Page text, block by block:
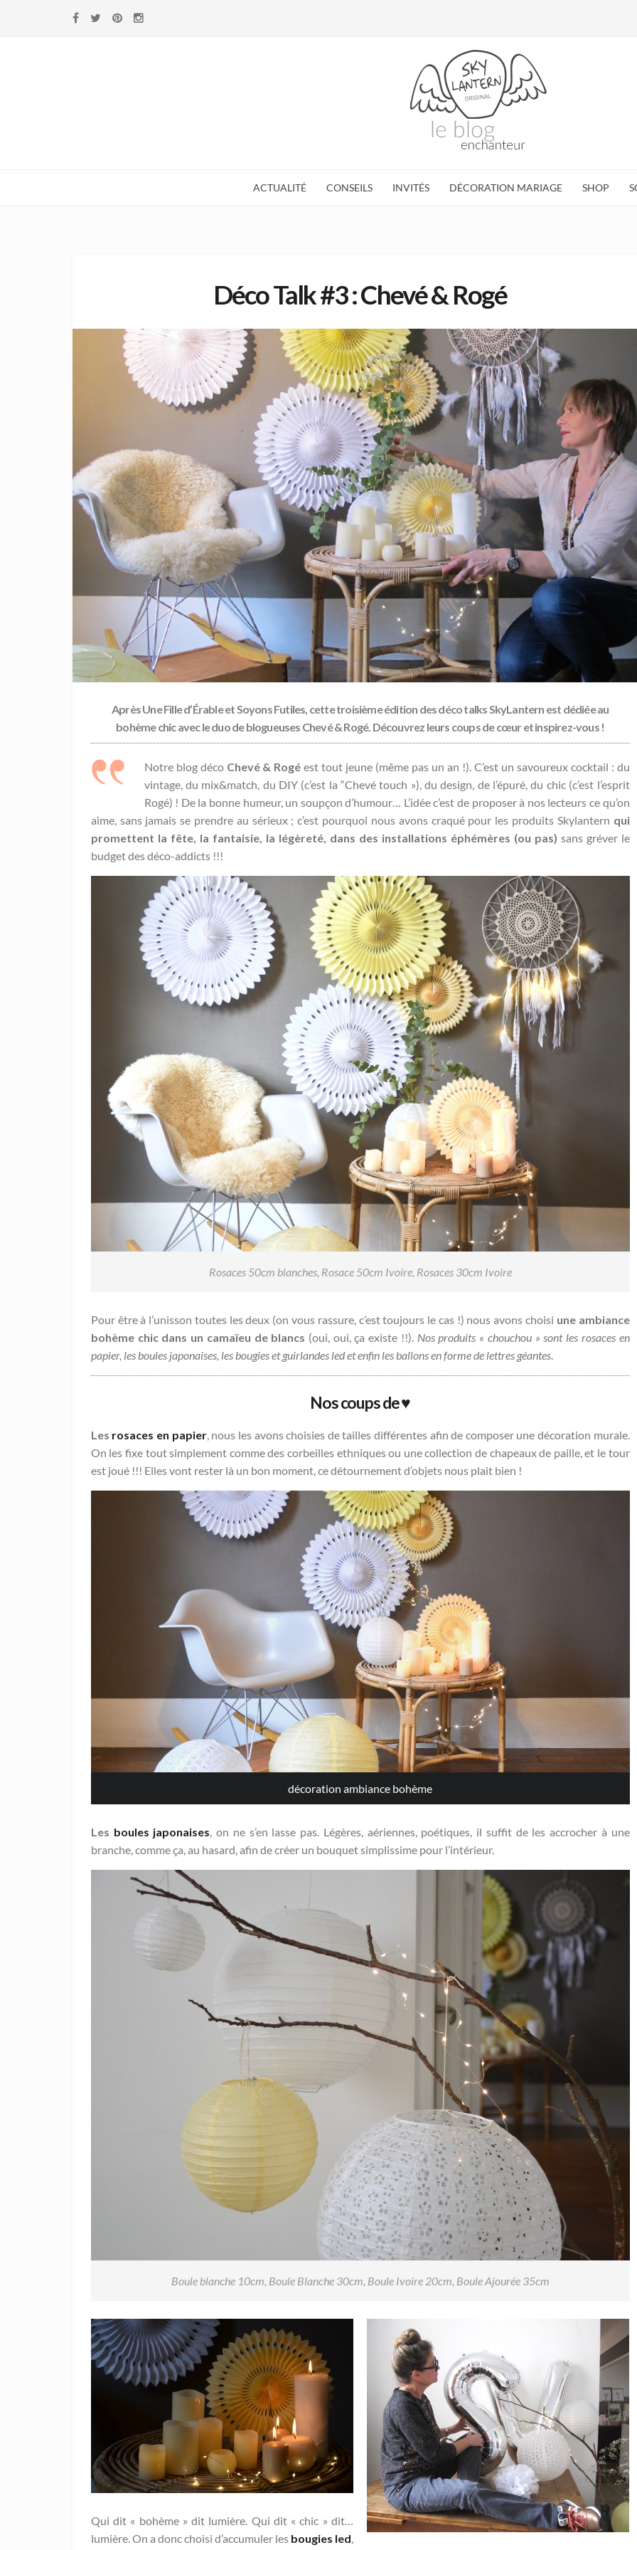
Skip to navigation
ACTUALITÉ CONSEILS INVITÉS DÉCORATION MARIAGE SHOP
Déco Talk #3 : Chevé & Rogé
AprèsUne Fille d’ÉrableetSoyons Futiles, cette troisième édition des déco talks SkyLantern est dédiée au
bohème chic avec le duo de blogueuses Chevé & Rogé. Découvrez leurs coups de cœur et inspirez-vous !
Notre blog déco Chevé & Rogé est tout jeune (même pas un an !). C’est un savoureux cocktail : du
vintage, du mix&match, du DIY (c’est la “Chevé touch »), du design, de l’épuré, du chic (c’est l’esprit
Rogé) ! De la bonne humeur, un soupçon d’humour… L’idée c’est de proposer à nos lecteurs ce qu’on
aime, sans jamais se prendre au sérieux ; c’est pourquoi nous avons craqué pour les produits Skylantern qui
promettent la fête, la fantaisie, la légèreté, dans des installations éphémères (ou pas) sans gréver le
budget des déco-addicts !!!
Rosaces 50cm blanches, Rosace 50cm Ivoire, Rosaces 30cm Ivoire
Pour être à l’unisson toutes les deux (on vous rassure, c’est toujours le cas !) nous avons choisi une ambiance
bohème chic dans un camaïeu de blancs (oui, oui, ça existe !!). Nos produits « chouchou » sont les rosaces en
papier, les boules japonaises, les bougies et guirlandes led et enfin les ballons en forme de lettres géantes.
Nos coups de ♥
Les rosaces en papier, nous les avons choisies de tailles différentes afin de composer une décoration murale.
On les fixe tout simplement comme des corbeilles ethniques ou une collection de chapeaux de paille, et le tour
est joué !!! Elles vont rester là un bon moment, ce détournement d’objets nous plait bien !
Décoration ambiance bohème et rosaces
Les boules japonaises , on ne s’en lasse pas. Légères, aériennes, poétiques, il suffit de les accrocher à une
branche, comme ça, au hasard, afin de créer un bouquet simplissime pour l’intérieur.
Boule blanche 10cm Boule Blanche 30cm Boule Ivoire 20cm Boule Ajourée 35cm
Qui dit « bohème » dit lumière. Qui dit « chic » dit…
lumière. On a donc choisi d’accumuler les bougies led